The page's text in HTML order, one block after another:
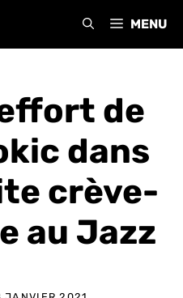
MENU
de
dans
crève-
au Jazz